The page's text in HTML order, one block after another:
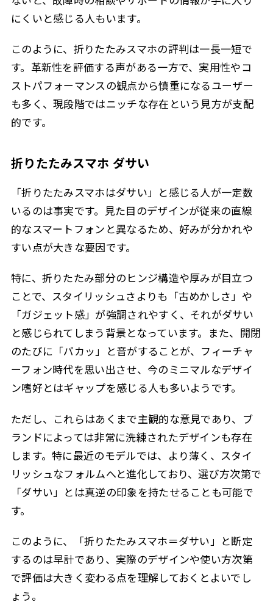
にくいと感じる人もいます。
このように、折りたたみスマホの評判は一長一短で
す。革新性を評価する声がある一方で、実用性やコ
ストパフォーマンスの観点から慎重になるユーザー
も多く、現段階ではニッチな存在という見方が支配
的です。
折りたたみスマホ ダサい
「折りたたみスマホはダサい」と感じる人が一定数
いるのは事実です。見た目のデザインが従来の直線
的なスマートフォンと異なるため、好みが分かれや
すい点が大きな要因です。
特に、折りたたみ部分のヒンジ構造や厚みが目立つ
ことで、スタイリッシュさよりも「古めかしさ」や
「ガジェット感」が強調されやすく、それがダサい
と感じられてしまう背景となっています。また、開閉
のたびに「パカッ」と音がすることが、フィーチャ
ーフォン時代を思い出させ、今のミニマルなデザイ
ン嗜好とはギャップを感じる人も多いようです。
ただし、これらはあくまで主観的な意見であり、ブ
ランドによっては非常に洗練されたデザインも存在
します。特に最近のモデルでは、より薄く、スタイ
リッシュなフォルムへと進化しており、選び方次第で
「ダサい」とは真逆の印象を持たせることも可能で
す。
このように、「折りたたみスマホ＝ダサい」と断定
するのは早計であり、実際のデザインや使い方次第
で評価は大きく変わる点を理解しておくとよいでし
ょう。